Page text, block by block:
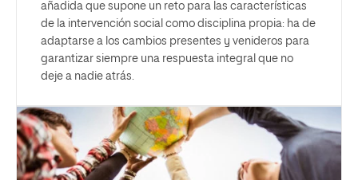
añadida que supone un reto para las características
de la intervención social como disciplina propia: ha de
adaptarse a los cambios presentes y venideros para
garantizar siempre una respuesta integral que no
deje a nadie atrás.